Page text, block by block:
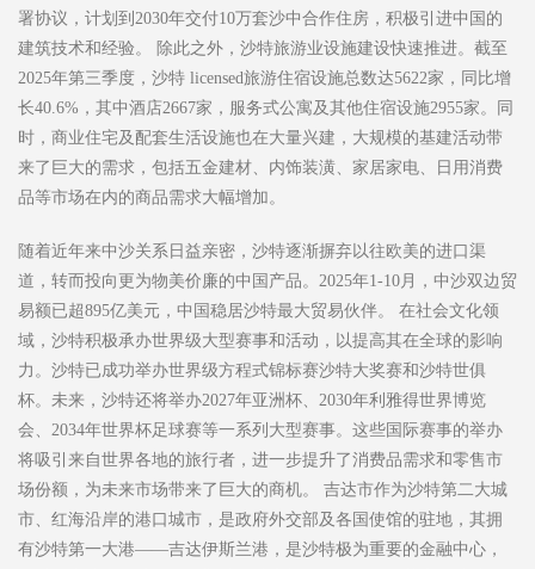
署协议，计划到2030年交付10万套沙中合作住房，积极引进中国的
建筑技术和经验。 除此之外，沙特旅游业设施建设快速推进。截至
2025年第三季度，沙特 licensed旅游住宿设施总数达5622家，同比增
长40.6%，其中酒店2667家，服务式公寓及其他住宿设施2955家。同
时，商业住宅及配套生活设施也在大量兴建，大规模的基建活动带
来了巨大的需求，包括五金建材、内饰装潢、家居家电、日用消费
品等市场在内的商品需求大幅增加。
随着近年来中沙关系日益亲密，沙特逐渐摒弃以往欧美的进口渠
道，转而投向更为物美价廉的中国产品。2025年1-10月，中沙双边贸
易额已超895亿美元，中国稳居沙特最大贸易伙伴。 在社会文化领
域，沙特积极承办世界级大型赛事和活动，以提高其在全球的影响
力。沙特已成功举办世界级方程式锦标赛沙特大奖赛和沙特世俱
杯。未来，沙特还将举办2027年亚洲杯、2030年利雅得世界博览
会、2034年世界杯足球赛等一系列大型赛事。这些国际赛事的举办
将吸引来自世界各地的旅行者，进一步提升了消费品需求和零售市
场份额，为未来市场带来了巨大的商机。 吉达市作为沙特第二大城
市、红海沿岸的港口城市，是政府外交部及各国使馆的驻地，其拥
有沙特第一大港——吉达伊斯兰港，是沙特极为重要的金融中心，